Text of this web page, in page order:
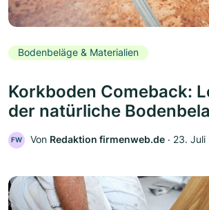
Bodenbeläge & Materialien
Korkboden Comeback:
der natürliche
FW Von Redaktion firmenweb.de ‧ 23. Juli